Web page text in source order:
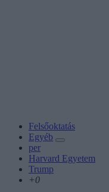
Felsőoktatás
Egyéb
per
Harvard Egyetem
Trump
+0